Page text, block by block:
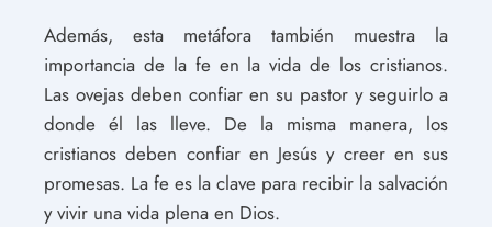
Además, esta metáfora también muestra la
importancia de la fe en la vida de los cristianos.
Las ovejas deben confiar en su pastor y seguirlo a
donde él las lleve. De la misma manera, los
cristianos deben confiar en Jesús y creer en sus
promesas. La fe es la clave para recibir la salvación
y vivir una vida plena en Dios.